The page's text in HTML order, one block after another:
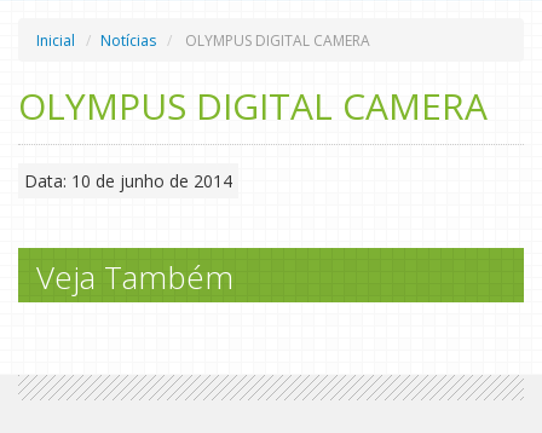
Inicial Notícias OLYMPUS DIGITAL CAMERA
OLYMPUS DIGITAL CAMERA
Data: 10 de junho de 2014
Veja Também